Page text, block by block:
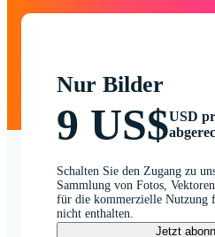
Nur Bilder
9 US$USD
Schalten Sie den Zugang zu
Sammlung von Fotos,
für die kommerzielle Nutzung
nicht enthalten.
Jetzt